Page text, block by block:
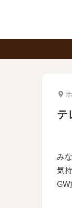
テ
み
気
GW